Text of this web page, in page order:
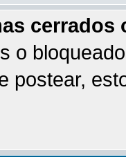
cerrados
o
postear,